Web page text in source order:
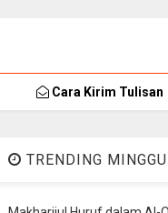
Cara Kirim Tulisan
TRENDING